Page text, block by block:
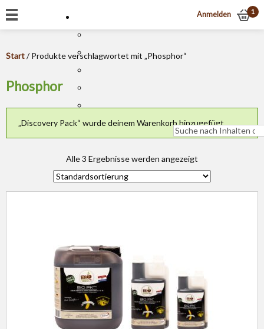
Anmelden 1
Start/ Produkte verschlagwortet mit „Phosphor“
Phosphor
„Discovery Pack“ wurde deinem Warenkorb hinzugefügt.
Alle 3 Ergebnisse werden angezeigt